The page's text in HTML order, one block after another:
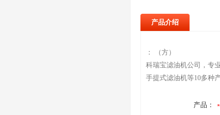
产品介绍
： （方）
科瑞宝滤油机公司，专
手提式滤油机等10多种
产品：